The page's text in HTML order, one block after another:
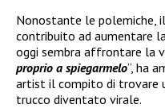
Nonostante le polemiche,
contribuito ad aumentare
oggi sembra affrontare la
proprio a spiegarmelo”, ha
artist il compito di trovare
trucco diventato virale.